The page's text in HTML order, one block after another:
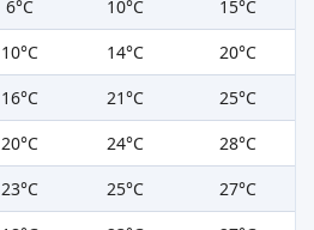
6°C 10°C
15°C
10°C 14°C
20°C
16°C 21°C
25°C
20°C 24°C
28°C
23°C 25°C
27°C